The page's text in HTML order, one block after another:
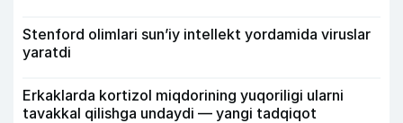
Stenford olimlari sun’iy intellekt yordamida viruslar
yaratdi
Erkaklarda kortizol miqdorining yuqoriligi ularni
tavakkal qilishga undaydi — yangi tadqiqot